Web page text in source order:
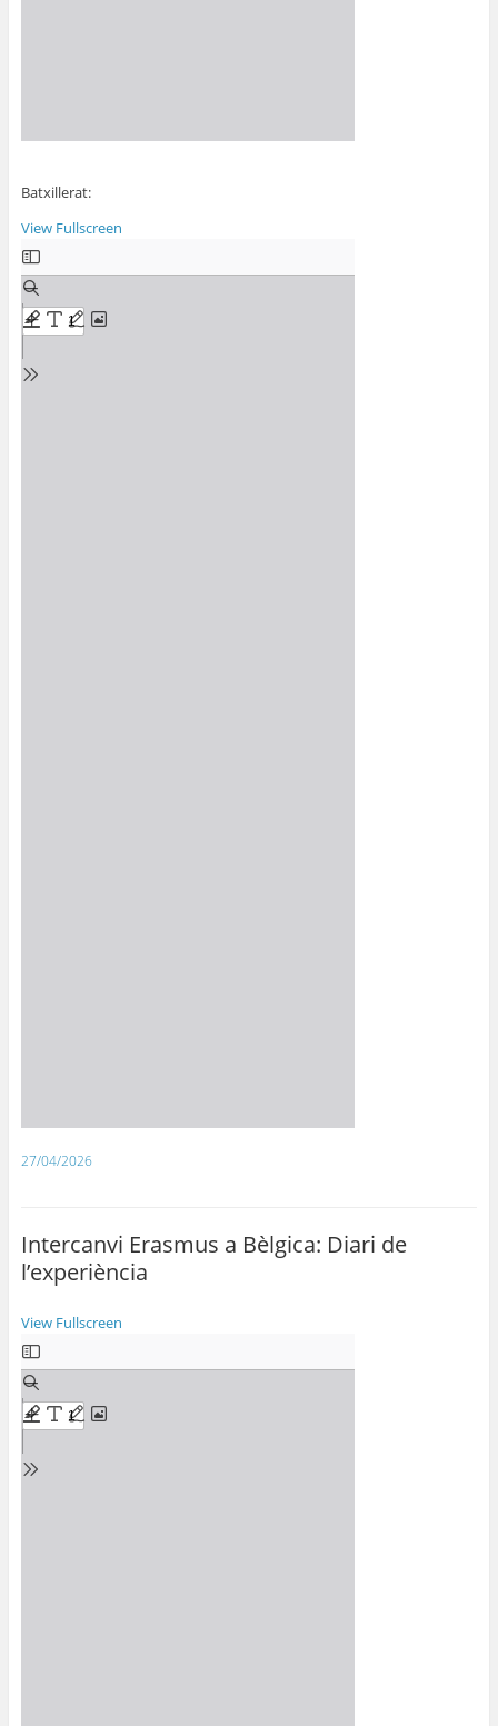
Batxillerat:
View Fullscreen
27/04/2026
Intercanvi Erasmus a Bèlgica: Diari de
l’experiència
View Fullscreen